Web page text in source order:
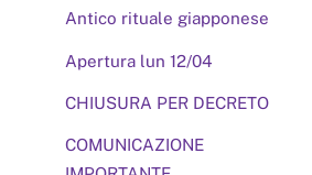
Antico rituale giapponese
Apertura lun 12/04
CHIUSURA PER DECRETO
COMUNICAZIONE